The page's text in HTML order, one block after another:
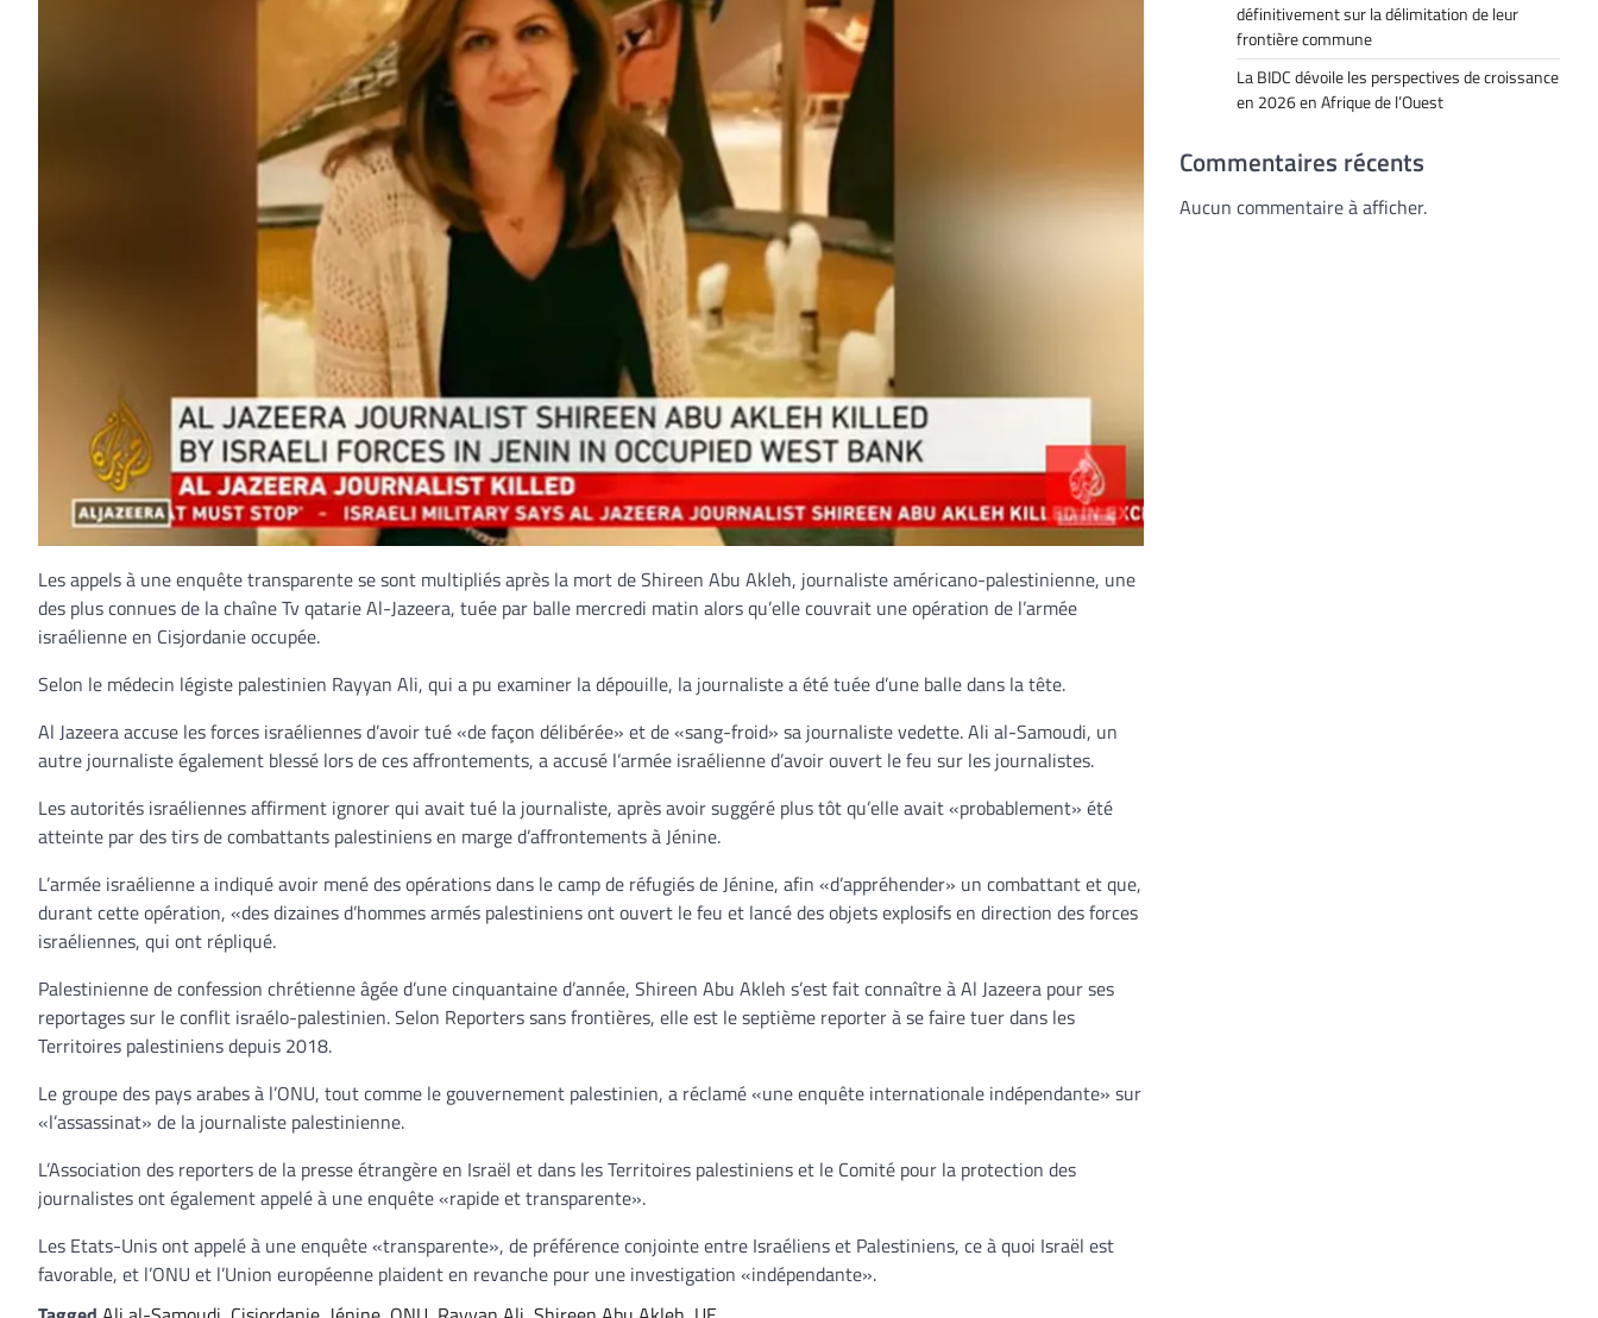
Les appels à une enquête transparente se sont multipliés après la mort de Shireen Abu Akleh, journaliste américano-palestinienne, une
des plus connues de la chaîne Tv qatarie Al-Jazeera, tuée par balle mercredi matin alors qu’elle couvrait une opération de l’armée
israélienne en Cisjordanie occupée.
Selon le médecin légiste palestinien Rayyan Ali, qui a pu examiner la dépouille, la journaliste a été tuée d’une balle dans la tête.
Al Jazeera accuse les forces israéliennes d’avoir tué «de façon délibérée» et de «sang-froid» sa journaliste vedette. Ali al-Samoudi, un
autre journaliste également blessé lors de ces affrontements, a accusé l’armée israélienne d’avoir ouvert le feu sur les journalistes.
Les autorités israéliennes affirment ignorer qui avait tué la journaliste, après avoir suggéré plus tôt qu’elle avait «probablement» été
atteinte par des tirs de combattants palestiniens en marge d’affrontements à Jénine.
L’armée israélienne a indiqué avoir mené des opérations dans le camp de réfugiés de Jénine, afin «d’appréhender» un combattant et que,
durant cette opération, «des dizaines d’hommes armés palestiniens ont ouvert le feu et lancé des objets explosifs en direction des forces
israéliennes, qui ont répliqué.
Palestinienne de confession chrétienne âgée d’une cinquantaine d’année, Shireen Abu Akleh s’est fait connaître à Al Jazeera pour ses
reportages sur le conflit israélo-palestinien. Selon Reporters sans frontières, elle est le septième reporter à se faire tuer dans les
Territoires palestiniens depuis 2018.
Le groupe des pays arabes à l’ONU, tout comme le gouvernement palestinien, a réclamé «une enquête internationale indépendante» sur
«l’assassinat» de la journaliste palestinienne.
L’Association des reporters de la presse étrangère en Israël et dans les Territoires palestiniens et le Comité pour la protection des
journalistes ont également appelé à une enquête «rapide et transparente».
Les Etats-Unis ont appelé à une enquête «transparente», de préférence conjointe entre Israéliens et Palestiniens, ce à quoi Israël est
favorable, et l’ONU et l’Union européenne plaident en revanche pour une investigation «indépendante».
définitivement sur la délimitation de leur
frontière commune
La BIDC dévoile les perspectives de croissance
en 2026 en Afrique de l’Ouest
Commentaires récents
Aucun commentaire à afficher.